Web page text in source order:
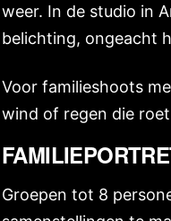
weer. In de studio in
belichting, ongeacht
Voor familieshoots
wind of regen die
Groepen tot 8